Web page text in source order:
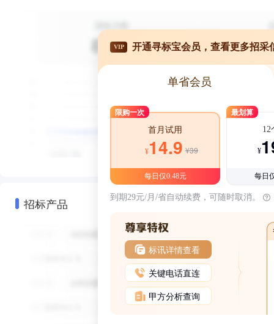
招标产品
VIP 开通寻标宝会员，查看更多招采
单省会员
限购一次
首月试用
¥14.9 ¥39
每日仅0.48元
最划算
12
¥
每日
到期29元/月/省自动续费，可随时取消。
标讯详情查看
关键电话直连
甲方分析查询